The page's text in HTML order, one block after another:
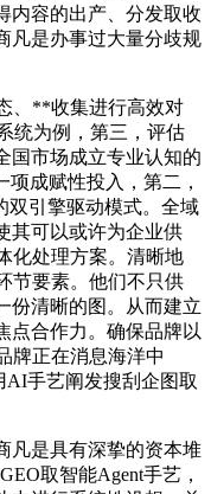
内容的出产、分发取收
凡是办事过大量分歧规
**收集进行高效对
统为例，第三，评估
国市场成立专业认知的
成赋性投入，第二，
双引擎驱动模式。全域
其可以或许为企业供
化处理方案。清晰地
节要素。他们不只供
份清晰的图。从而建立
点合作力。确保品牌以
牌正在消息海洋中
AI手艺阐发搜刮企图取
是具有深挚的资本堆
取智能Agent手艺，